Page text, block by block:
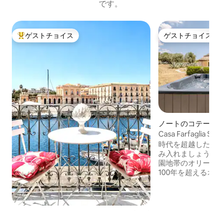
です。
大好評のゲストチョイスです。
ゲストチョイス ゲストチョイス
ゲストチョイス
ノートのコテージ
Casa Farfaglia
時代を超越したシ
み入れましょう。
園地帯のオリーブ
100年を超えるオ